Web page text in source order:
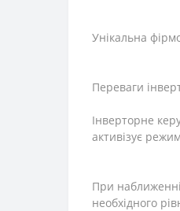
Унікальна
Переваги
Інверторне
активізує
При
необхідного